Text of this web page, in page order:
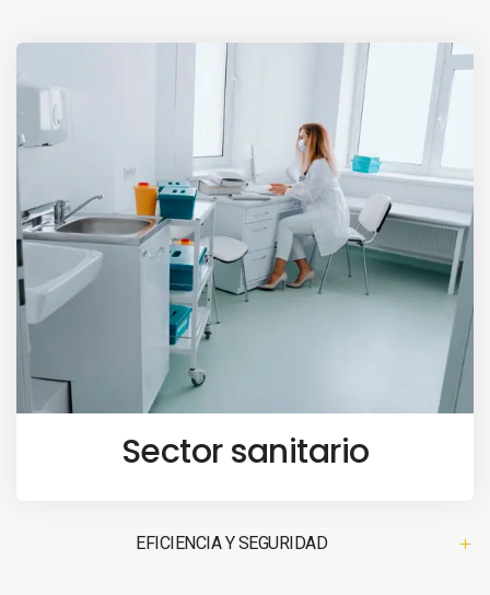
Sector sanitario
EFICIENCIA Y SEGURIDAD